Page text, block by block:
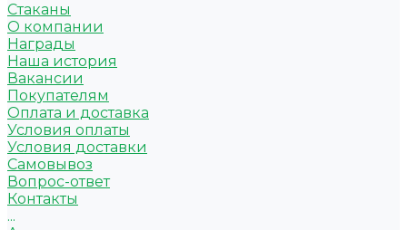
Стаканы
О компании
Награды
Наша история
Вакансии
Покупателям
Оплата и доставка
Условия оплаты
Условия доставки
Самовывоз
Вопрос-ответ
Контакты
...